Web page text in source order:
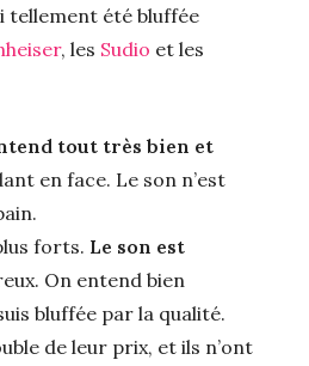
tellement été bluffée
, les Sudio et les
tout très bien et
en face. Le son n’est
forts. Le son est
On entend bien
bluffée par la qualité.
de leur prix, et ils n’ont